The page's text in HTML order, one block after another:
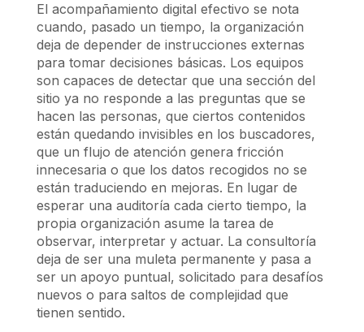
El acompañamiento digital efectivo se nota
cuando, pasado un tiempo, la organización
deja de depender de instrucciones externas
para tomar decisiones básicas. Los equipos
son capaces de detectar que una sección del
sitio ya no responde a las preguntas que se
hacen las personas, que ciertos contenidos
están quedando invisibles en los buscadores,
que un flujo de atención genera fricción
innecesaria o que los datos recogidos no se
están traduciendo en mejoras. En lugar de
esperar una auditoría cada cierto tiempo, la
propia organización asume la tarea de
observar, interpretar y actuar. La consultoría
deja de ser una muleta permanente y pasa a
ser un apoyo puntual, solicitado para desafíos
nuevos o para saltos de complejidad que
tienen sentido.